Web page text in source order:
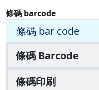
條碼 barcode
條碼 bar code
條碼 Barcode
條碼印刷